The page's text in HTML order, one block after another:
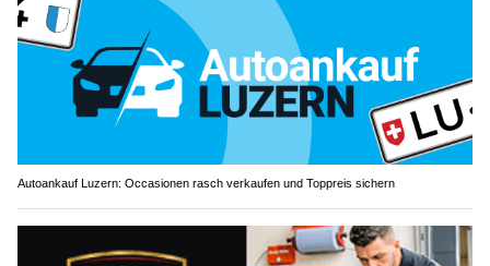
Autoankauf Luzern: Occasionen rasch verkaufen und Toppreis sichern